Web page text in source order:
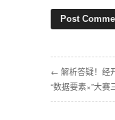
← 解析答疑！经
“数据要素×”大赛